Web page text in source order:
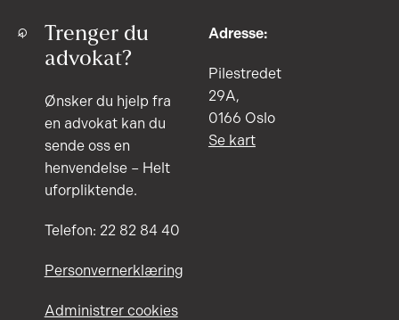
Trenger du
advokat?
Ønsker du hjelp fra
en advokat kan du
sende oss en
henvendelse – Helt
uforpliktende.
Telefon: 22 82 84 40
Personvernerklæring
Administrer cookies
Adresse:
Pilestredet
29A,
0166 Oslo
Se kart